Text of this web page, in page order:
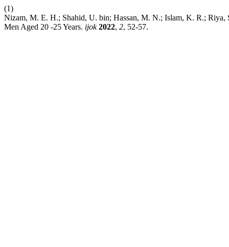
(1)
Nizam, M. E. H.; Shahid, U. bin; Hassan, M. N.; Islam, K. R.;
Men Aged 20 -25 Years. ijok 2022, 2, 52-57.